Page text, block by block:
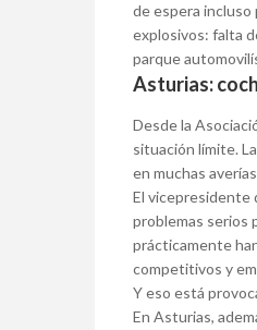
de espera incluso
explosivos: falta
parque
Asturias:
Desde la
situación límite.
en muchas
El vicepresidente
problemas serios
prácticamente
competitivos y
Y eso está
En Asturias,